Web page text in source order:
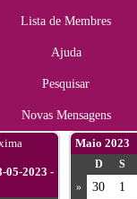
Lista de Membres
Ajuda
Pesquisar
Novas Mensagens
05-2023 -
Maio 2023
D S
»
30 1